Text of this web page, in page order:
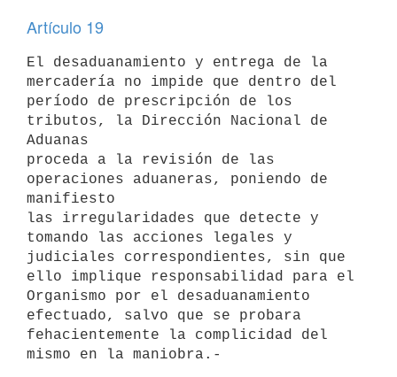
Artículo 19
El desaduanamiento y entrega de la
mercadería no impide que dentro del
período de prescripción de los
tributos, la Dirección Nacional de
Aduanas
proceda a la revisión de las
operaciones aduaneras, poniendo de
manifiesto
las irregularidades que detecte y
tomando las acciones legales y
judiciales correspondientes, sin que
ello implique responsabilidad para el
Organismo por el desaduanamiento
efectuado, salvo que se probara
fehacientemente la complicidad del